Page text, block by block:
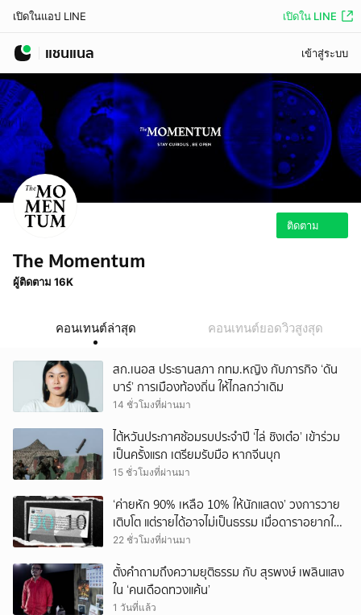
เปิดในแอป LINE เปิดใน LINE
แชนแนล เข้าสู่ระบบ
ติดตาม
The Momentum
ผู้ติดตาม 16K
คอนเทนต์ล่าสุด คอนเทนต์ยอดวิวสูงสุด
สก.เนอส ประธานสภา กทม.หญิง กับภารกิจ ‘ดัน
บาร์’ การเมืองท้องถิ่น ให้ไกลกว่าเดิม
14 ชั่วโมงที่ผ่านมา
ไต้หวันประกาศซ้อมรบประจำปี ‘ไล่ ชิงเต๋อ’ เข้าร่วม
เป็นครั้งแรก เตรียมรับมือ หากจีนบุก
15 ชั่วโมงที่ผ่านมา
‘ค่ายหัก 90% เหลือ 10% ให้นักแสดง’ วงการวาย
เติบโต แต่รายได้อาจไม่เป็นธรรม เมื่อดาราอยากให้มี
‘สัญญามาตรฐาน’
22 ชั่วโมงที่ผ่านมา
ตั้งคำถามถึงความยุติธรรม กับ สุรพงษ์ เพลินแสง
ใน ‘คนเดือดทวงแค้น’
1 วันที่แล้ว